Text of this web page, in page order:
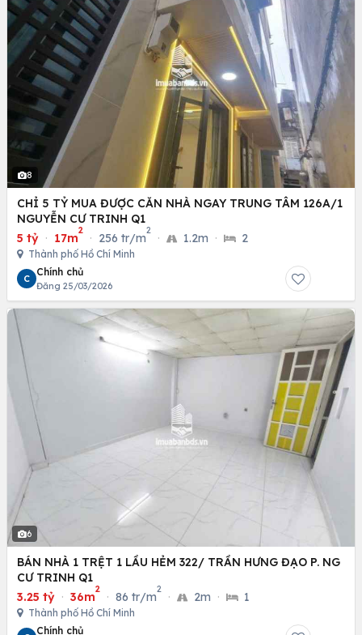
8
CHỈ 5 TỶ MUA ĐƯỢC CĂN NHÀ NGAY TRUNG TÂM 126A/1
NGUYỄN CƯ TRINH Q1
5 tỷ · 17m
2
· 256 tr/m
2
· 1.2m · 2
Thành phố Hồ Chí Minh
C
Chính chủ
Đăng 25/03/2026
6
BÁN NHÀ 1 TRỆT 1 LẦU HẺM 322/ TRẦN HƯNG ĐẠO P. NG
CƯ TRINH Q1
3.25 tỷ · 36m
2
· 86 tr/m
2
· 2m · 1
Thành phố Hồ Chí Minh
Chính chủ